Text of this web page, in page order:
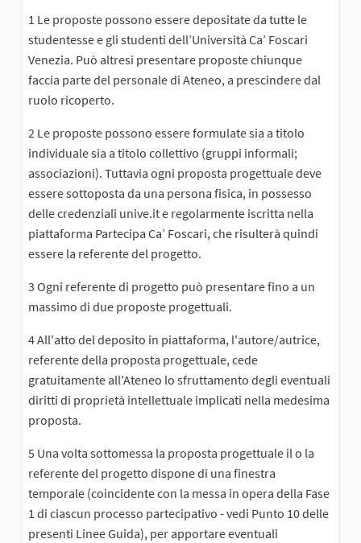
1 Le proposte possono essere depositate da tutte le
studentesse e gli studenti dell’Università Ca’ Foscari
Venezia. Può altresì presentare proposte chiunque
faccia parte del personale di Ateneo, a prescindere dal
ruolo ricoperto.
2 Le proposte possono essere formulate sia a titolo
individuale sia a titolo collettivo (gruppi informali;
associazioni). Tuttavia ogni proposta progettuale deve
essere sottoposta da una persona fisica, in possesso
delle credenziali unive.it e regolarmente iscritta nella
piattaforma Partecipa Ca’ Foscari, che risulterà quindi
essere la referente del progetto.
3 Ogni referente di progetto può presentare fino a un
massimo di due proposte progettuali.
4 All'atto del deposito in piattaforma, l'autore/autrice,
referente della proposta progettuale, cede
gratuitamente all'Ateneo lo sfruttamento degli eventuali
diritti di proprietà intellettuale implicati nella medesima
proposta.
5 Una volta sottomessa la proposta progettuale il o la
referente del progetto dispone di una finestra
temporale (coincidente con la messa in opera della Fase
1 di ciascun processo partecipativo - vedi Punto 10 delle
presenti Linee Guida), per apportare eventuali